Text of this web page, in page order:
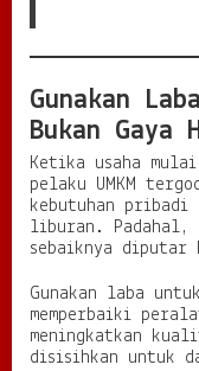
Gunakan
Bukan Gaya
Ketika usaha
pelaku UMKM
kebutuhan pribadi
liburan. Padahal,
sebaiknya diputar
Gunakan laba
memperbaiki
meningkatkan
disisihkan untuk